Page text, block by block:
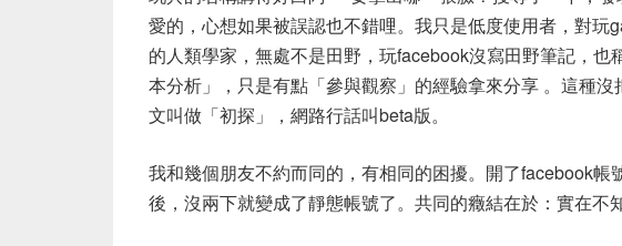
愛的，心想如果被誤認也不錯哩。我只是低度使用者，對玩
的人類學家，無處不是田野，玩facebook沒寫田野筆記，
本分析」，只是有點「參與觀察」的經驗拿來分享 。這種
文叫做「初探」，網路行話叫beta版。
我和幾個朋友不約而同的，有相同的困擾。開了facebook
後，沒兩下就變成了靜態帳號了。共同的癥結在於：實在不